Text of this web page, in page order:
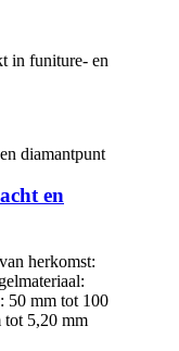
in funiture- en
en
herkomst:
50 mm tot 100
tot 5,20 mm